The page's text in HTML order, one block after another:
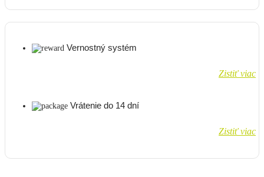
Vernostný systém
Zistiť viac
Vrátenie do 14 dní
Zistiť viac